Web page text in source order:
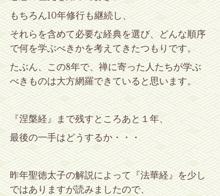
もちろん10年修行も継続し、
それらを含めて必要な経典を選び、どんな順序
で何を学ぶべきかを考えてきたつもりです。
たぶん、この8年で、禅に寄った人たちが学ぶ
べきものは大方網羅できていると思います。
『涅槃経』まで残すところあと１年、
最後の一手はどうするか・・・
昨年聖徳太子の解説によって『法華経』を少し
ではありますが読みましたので、